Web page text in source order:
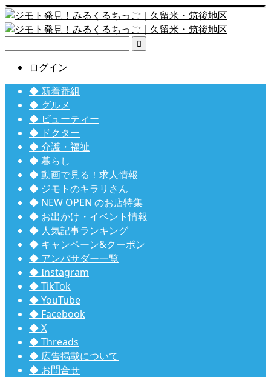

ログイン
◆ 新着番組
◆ グルメ
◆ ビューティー
◆ ドクター
◆ 介護・福祉
◆ 暮らし
◆ 動画で見る！求人情報
◆ ジモトのキラリさん
◆ NEW OPEN のお店特集
◆ お出かけ・イベント情報
◆ 人気記事ランキング
◆ キャンペーン&クーポン
◆ アンバサダー一覧
◆ Instagram
◆ TikTok
◆ YouTube
◆ Facebook
◆ X
◆ Threads
◆ 広告掲載について
◆ お問合せ